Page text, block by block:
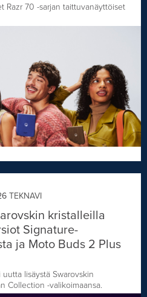
Razr 70 -sarjan taittuvanäyttöiset
TEKNAVI
kristalleilla
Signature-
ja Moto Buds 2 Plus
lisäystä Swarovskin
Collection -valikoimaansa.